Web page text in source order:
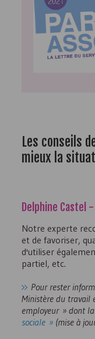
Les conseils
mieux la
Delphine Castel
Notre experte
et de favoriser,
d'utiliser
partiel, etc.
Pour rester
Ministère du travail
employeur » dont
sociale »(mise à